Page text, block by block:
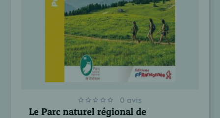
0 avis
Le Parc naturel régional de